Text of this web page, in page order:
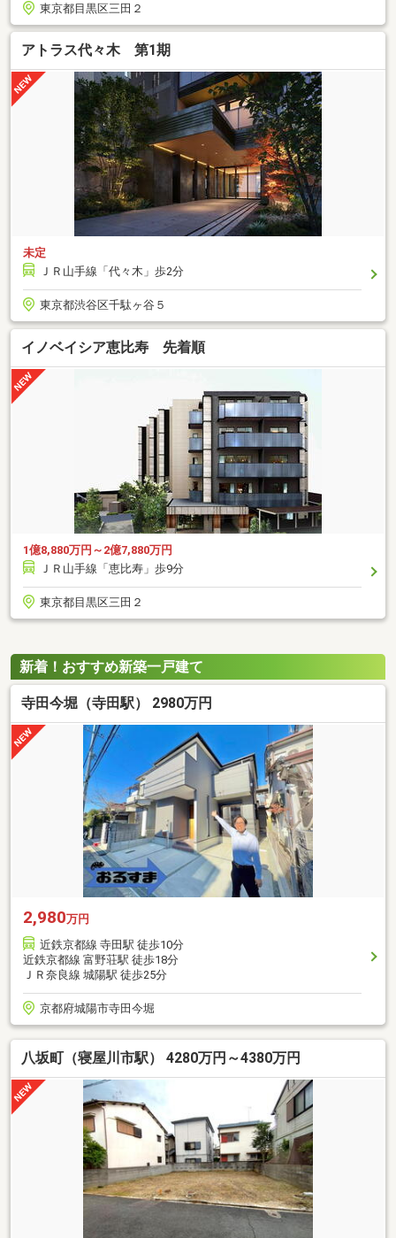
東京都目黒区三田２
アトラス代々木 第1期
未定
ＪＲ山手線「代々木」歩2分
東京都渋谷区千駄ヶ谷５
イノベイシア恵比寿 先着順
1億8,880万円～2億7,880万円
ＪＲ山手線「恵比寿」歩9分
東京都目黒区三田２
新着！おすすめ新築一戸建て
寺田今堀（寺田駅） 2980万円
2,980万円
近鉄京都線 寺田駅 徒歩10分
近鉄京都線 富野荘駅 徒歩18分
ＪＲ奈良線 城陽駅 徒歩25分
京都府城陽市寺田今堀
八坂町（寝屋川市駅） 4280万円～4380万円